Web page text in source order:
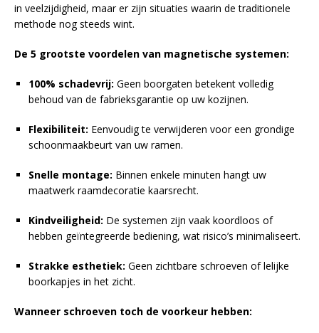
in veelzijdigheid, maar er zijn situaties waarin de traditionele
methode nog steeds wint.
De 5 grootste voordelen van magnetische systemen:
100% schadevrij: Geen boorgaten betekent volledig
behoud van de fabrieksgarantie op uw kozijnen.
Flexibiliteit: Eenvoudig te verwijderen voor een grondige
schoonmaakbeurt van uw ramen.
Snelle montage: Binnen enkele minuten hangt uw
maatwerk raamdecoratie kaarsrecht.
Kindveiligheid: De systemen zijn vaak koordloos of
hebben geïntegreerde bediening, wat risico’s minimaliseert.
Strakke esthetiek: Geen zichtbare schroeven of lelijke
boorkapjes in het zicht.
Wanneer schroeven toch de voorkeur hebben: